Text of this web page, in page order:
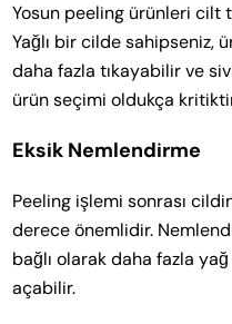
Yosun peeling ürünleri cilt
Yağlı bir cilde sahipseniz,
daha fazla tıkayabilir ve
ürün seçimi oldukça
Eksik Nemlendirme
Peeling işlemi sonrası
derece önemlidir.
bağlı olarak daha fazla
açabilir.